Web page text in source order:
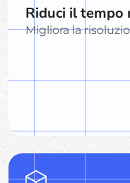
Riduci il tempo
Migliora la